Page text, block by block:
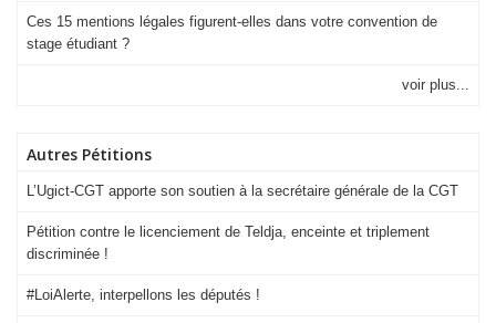
Ces 15 mentions légales figurent-elles dans votre convention de
stage étudiant ?
voir plus...
Autres Pétitions
L’Ugict-CGT apporte son soutien à la secrétaire générale de la CGT
Pétition contre le licenciement de Teldja, enceinte et triplement
discriminée !
#LoiAlerte, interpellons les députés !